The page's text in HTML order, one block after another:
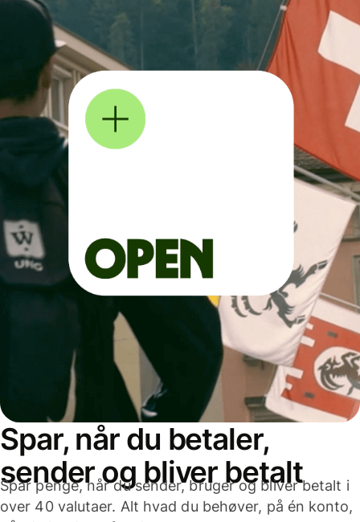
Spar, når du betaler,
sender og bliver betalt
Spar penge, når du sender, bruger og bliver betalt i
over 40 valutaer. Alt hvad du behøver, på én konto,